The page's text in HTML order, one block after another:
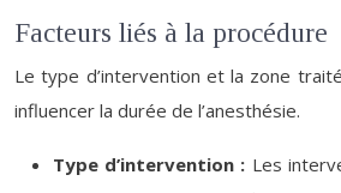
Facteurs liés à la procédure
Le type d’intervention et la zone
influencer la durée de l’anesthésie.
Type d’intervention : Les